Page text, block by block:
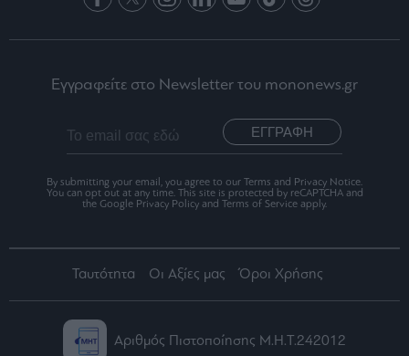
Εγγραφείτε στο Newsletter του mononews.gr
ΕΓΓΡΑΦΗ
By submitting your email, you agree to our Terms and Privacy Notice.
You can opt out at any time. This site is protected by reCAPTCHA and
the Google Privacy Policy and Terms of Service apply.
Ταυτότητα Οι Αξίες μας Όροι Χρήσης
Αριθμός Πιστοποίησης Μ.Η.Τ.242012